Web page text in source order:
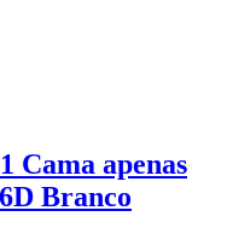
Cama apenas
Branco